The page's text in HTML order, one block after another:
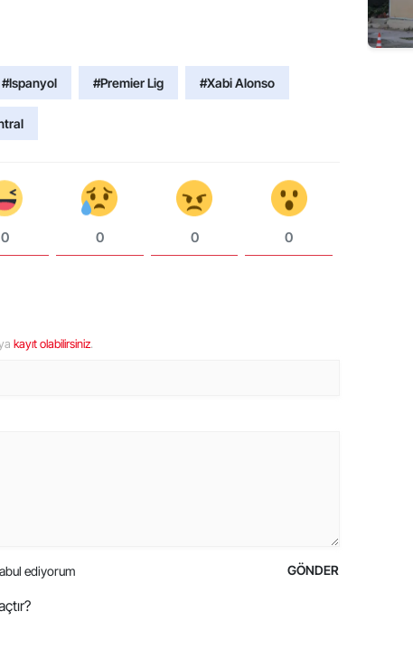
#Ispanyol #Premier Lig #Xabi Alonso
0 0 0 0
kayıt olabilirsiniz.
GÖNDER
ediyorum